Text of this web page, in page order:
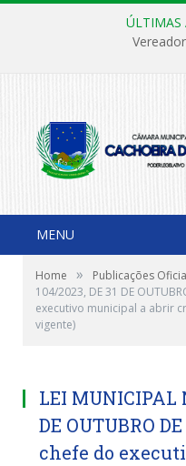
ÚLTIMAS
MENU
Home » Publicações
104/2023, DE 31 DE
executivo municipal a abrir
vigente)
LEI MUNICIPAL
DE OUTUBRO
chefe do